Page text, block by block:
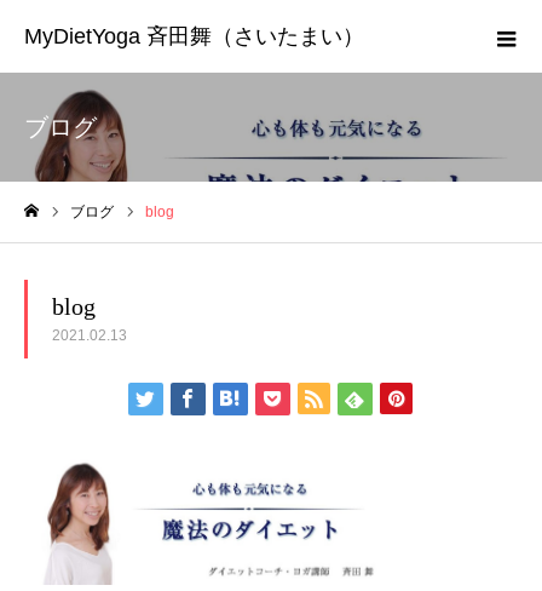
MyDietYoga 斉田舞（さいたまい）
ブログ
ブログ blog
blog
2021.02.13